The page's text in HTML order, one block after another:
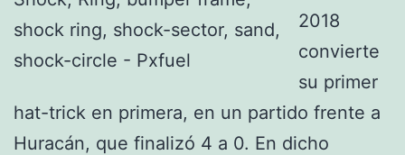
2018
convierte
su primer
hat-trick en primera, en un partido frente a
Huracán, que finalizó 4 a 0. En dicho